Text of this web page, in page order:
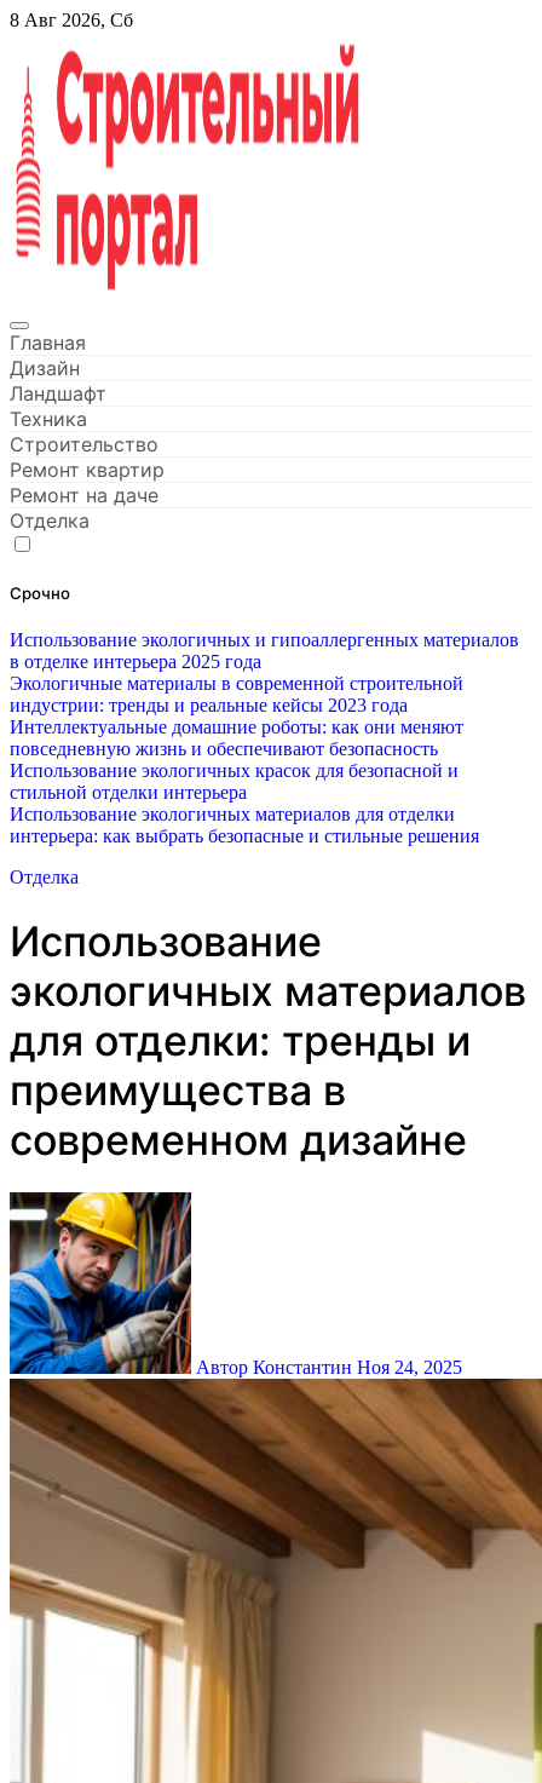
Перейти
содержанию
8 Авг 2026, Сб
Строительный портал
Главная
Дизайн
Ландшафт
Техника
Строительство
Ремонт квартир
Ремонт на даче
Отделка
Срочно
Использование экологичных и гипоаллергенных материалов
в отделке интерьера 2025 года
Экологичные материалы в современной строительной
индустрии: тренды и реальные кейсы 2023 года
Интеллектуальные домашние роботы: как они меняют
повседневную жизнь и обеспечивают безопасность
Использование экологичных красок для безопасной и
стильной отделки интерьера
Использование экологичных материалов для отделки
интерьера: как выбрать безопасные и стильные решения
Отделка
Использование
экологичных материалов
для отделки: тренды и
преимущества в
современном дизайне
Автор Константин Ноя 24, 2025